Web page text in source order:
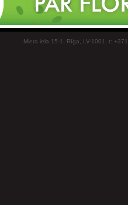
Miera iela 15-1, Rīga, LV-1001, t: